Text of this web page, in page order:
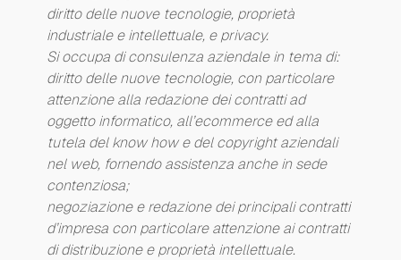
diritto delle nuove tecnologie, proprietà
industriale e intellettuale, e privacy.
Si occupa di consulenza aziendale in tema di:
diritto delle nuove tecnologie, con particolare
attenzione alla redazione dei contratti ad
oggetto informatico, all’ecommerce ed alla
tutela del know how e del copyright aziendali
nel web, fornendo assistenza anche in sede
contenziosa;
negoziazione e redazione dei principali contratti
d’impresa con particolare attenzione ai contratti
di distribuzione e proprietà intellettuale.